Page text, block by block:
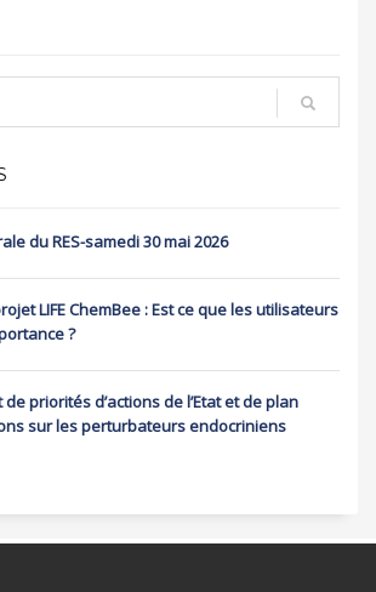
du RES-samedi 30 mai 2026
LIFE ChemBee : Est ce que les utilisateurs
?
de priorités d’actions de l’Etat et de plan
sur les perturbateurs endocriniens